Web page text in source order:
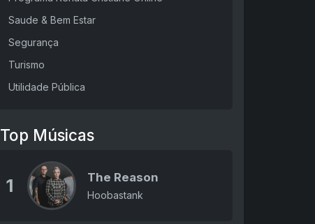
Saude & Bem Estar
Segurança
Turismo
Utilidade Pública
Top Músicas
1 The Reason
Hoobastank